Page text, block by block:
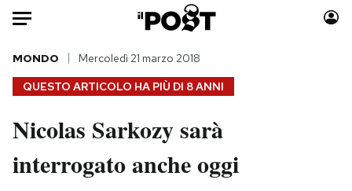
Auto
HOME
Italia
Politica
Moda
Consumismi
QUESTO ARTICOLO HA PIÙ DI 8 ANNI
MONDO Mercoledì 21 marzo 2018
Nicolas Sarkozy sarà
interrogato anche oggi